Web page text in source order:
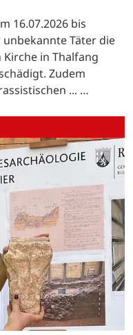
16.07.2026 bis
Täter die
in Thalfang
Zudem
... …